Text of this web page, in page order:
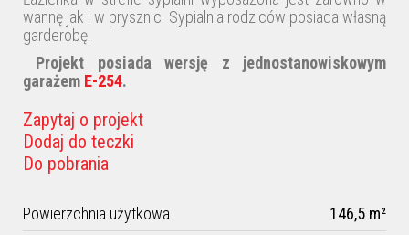
wannę jak i w prysznic. Sypialnia rodziców posiada własną
garderobę.
Projekt posiada wersję z jednostanowiskowym
garażem E-254.
Zapytaj o projekt
Dodaj do teczki
Do pobrania
Powierzchnia użytkowa
146,5 m²